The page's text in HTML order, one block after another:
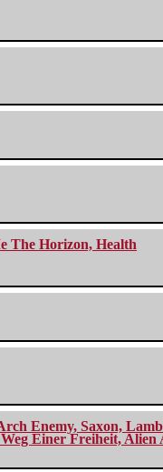
The Horizon, Health
Enemy, Saxon,
Einer Freiheit,